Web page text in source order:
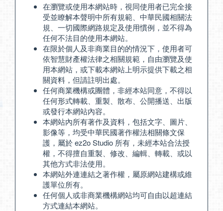
在瀏覽或使用本網站時，視同使用者已完全接
受並瞭解本聲明中所有規範、中華民國相關法
規、一切國際網路規定及使用慣例，並不得為
任何不法目的使用本網站。
在限於個人及非商業目的的情況下，使用者可
依智慧財產權法律之相關規範，自由瀏覽及使
用本網站，或下載本網站上明示提供下載之相
關資料，但請註明出處。
任何商業機構或團體，非經本站同意，不得以
任何形式轉載、重製、散布、公開播送、出版
或發行本網站內容。
本網站內所有著作及資料，包括文字、圖片、
影像等，均受中華民國著作權法相關條文保
護，屬於 ez2o Studio 所有，未經本站合法授
權，不得擅自重製、修改、編輯、轉載、或以
其他方式非法使用。
本網站外連連結之著作權，屬原網站建構或維
護單位所有。
任何個人或非商業機構網站均可自由以超連結
方式連結本網站。